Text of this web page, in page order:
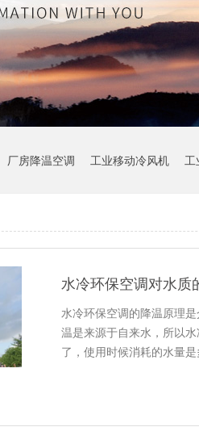
厂房降温空调 工业移动冷风机
水冷环保空调对水质
水冷环保空调的降温原理
温是来源于自来水，所以
了，使用时候消耗的水量